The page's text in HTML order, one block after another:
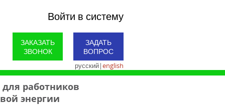
Войти в систему
ЗАКАЗАТЬ
ЗВОНОК
ЗАДАТЬ
ВОПРОС
русский|english
работников
энергии